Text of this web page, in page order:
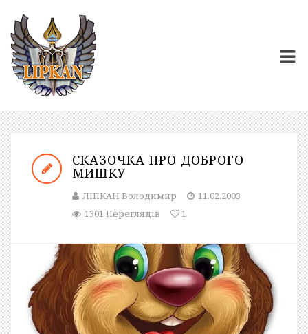
СКАЗОЧКА ПРО ДОБРОГО
МИШКУ
ЛІПКАН Володимир
11.02.2003
1301 Переглядів
1